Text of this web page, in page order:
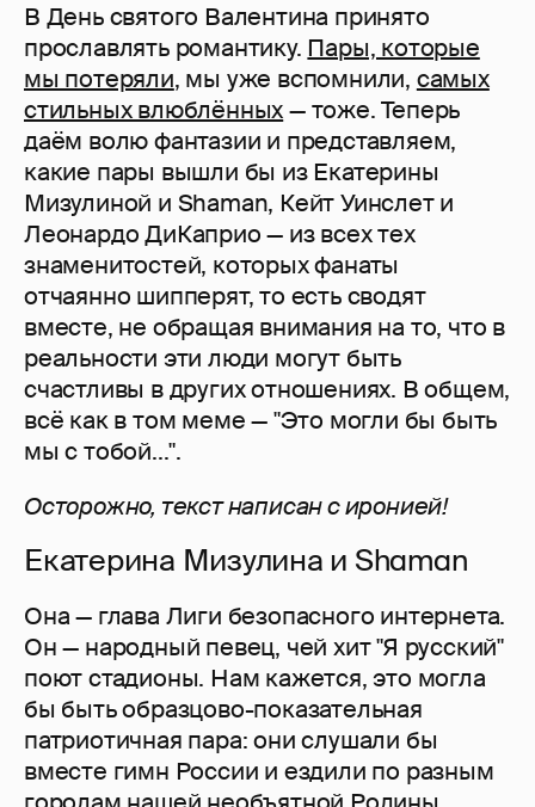
В День святого Валентина принято
прославлять романтику. Пары, которые
мы потеряли, мы уже вспомнили, самых
стильных влюблённых— тоже. Теперь
даём волю фантазии и представляем,
какие пары вышли бы из Екатерины
Мизулиной и Shaman, Кейт Уинслет и
Леонардо ДиКаприо — из всех тех
знаменитостей, которых фанаты
отчаянно шипперят, то есть сводят
вместе, не обращая внимания на то, что в
реальности эти люди могут быть
счастливы в других отношениях. В общем,
всё как в том меме — "Это могли бы быть
мы с тобой...".
Осторожно, текст написан с иронией!
Екатерина Мизулина и Shaman
Она — глава Лиги безопасного интернета.
Он — народный певец, чей хит "Я русский"
поют стадионы. Нам кажется, это могла
бы быть образцово-показательная
патриотичная пара: они слушали бы
вместе гимн России и ездили по разным